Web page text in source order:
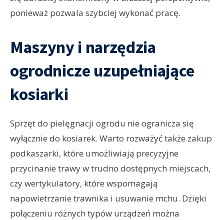
ponieważ pozwala szybciej wykonać pracę.
Maszyny i narzędzia
ogrodnicze uzupełniające
kosiarki
Sprzęt do pielęgnacji ogrodu nie ogranicza się
wyłącznie do kosiarek. Warto rozważyć także zakup
podkaszarki, które umożliwiają precyzyjne
przycinanie trawy w trudno dostępnych miejscach,
czy wertykulatory, które wspomagają
napowietrzanie trawnika i usuwanie mchu. Dzięki
połączeniu różnych typów urządzeń można